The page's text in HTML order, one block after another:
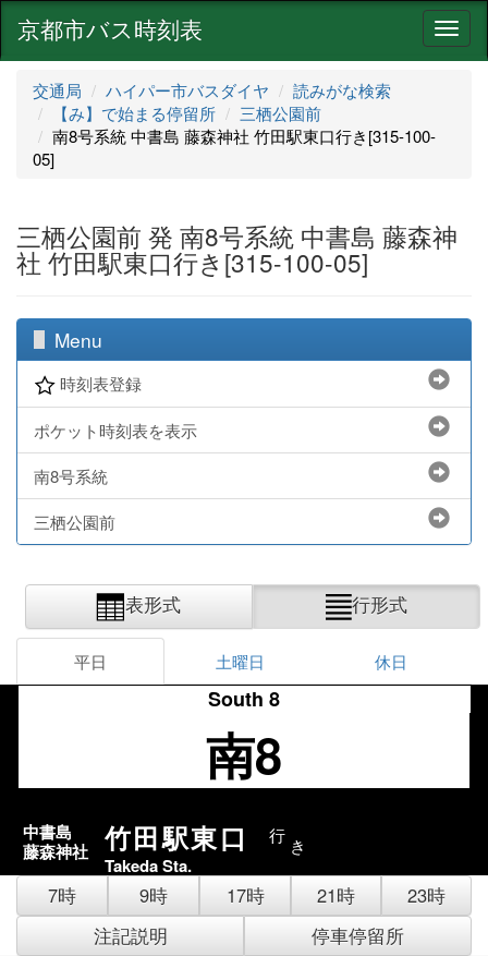
ナ
ビ
京都市バス時刻表
交通局 ハイパー市バスダイヤ
読みがな検索
【み】で始まる停留所
三栖公園前
南8号系統 中書島 藤森神社 竹田駅東口行き[315-100-
05]
三栖公園前 発 南8号系統 中書島 藤森神
社 竹田駅東口行き[315-100-05]
Menu
時刻表登録
ポケット時刻表を表示
南8号系統
三栖公園前
表形式 行形式
平日 土曜日 休日
South 8
南8
中書島
藤森神社
竹田駅東口 行 き
Takeda Sta.
7時 9時 17時 21時
23時
注記説明
停車停留所